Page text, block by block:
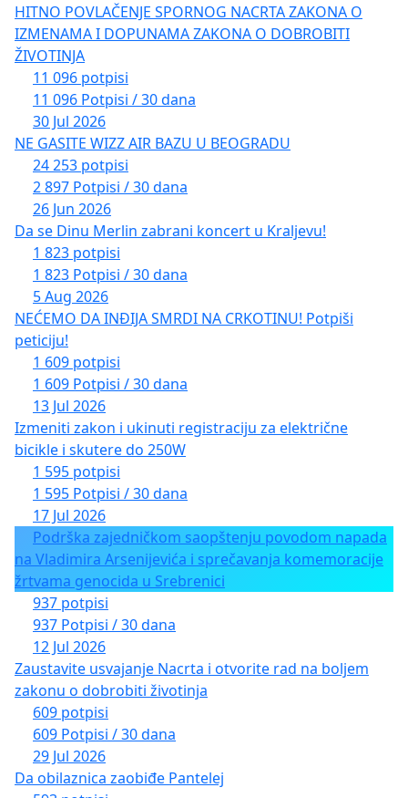
HITNO POVLAČENJE SPORNOG NACRTA ZAKONA O
IZMENAMA I DOPUNAMA ZAKONA O DOBROBITI
ŽIVOTINJA
11 096 potpisi
11 096 Potpisi / 30 dana
30 Jul 2026
NE GASITE WIZZ AIR BAZU U BEOGRADU
24 253 potpisi
2 897 Potpisi / 30 dana
26 Jun 2026
Da se Dinu Merlin zabrani koncert u Kraljevu!
1 823 potpisi
1 823 Potpisi / 30 dana
5 Aug 2026
NEĆEMO DA INĐIJA SMRDI NA CRKOTINU! Potpiši
peticiju!
1 609 potpisi
1 609 Potpisi / 30 dana
13 Jul 2026
Izmeniti zakon i ukinuti registraciju za električne
bicikle i skutere do 250W
1 595 potpisi
1 595 Potpisi / 30 dana
17 Jul 2026
Podrška zajedničkom saopštenju povodom napada
na Vladimira Arsenijevića i sprečavanja komemoracije
žrtvama genocida u Srebrenici
937 potpisi
937 Potpisi / 30 dana
12 Jul 2026
Zaustavite usvajanje Nacrta i otvorite rad na boljem
zakonu o dobrobiti životinja
609 potpisi
609 Potpisi / 30 dana
29 Jul 2026
Da obilaznica zaobiđe Pantelej